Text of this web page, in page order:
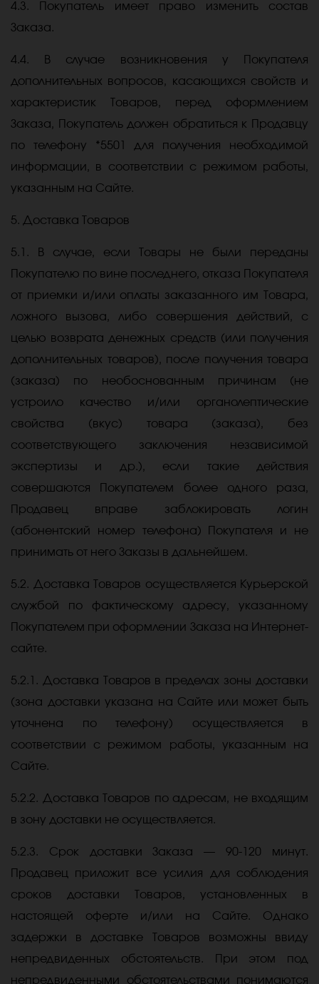
4.3. Покупатель имеет право изменить состав
Заказа.
4.4. В случае возникновения у Покупателя
дополнительных вопросов, касающихся свойств и
характеристик Товаров, перед оформлением
Заказа, Покупатель должен обратиться к Продавцу
по телефону *5501 для получения необходимой
информации, в соответствии с режимом работы,
указанным на Сайте.
5. Доставка Товаров
5.1. В случае, если Товары не были переданы
Покупателю по вине последнего, отказа Покупателя
от приемки и/или оплаты заказанного им Товара,
ложного вызова, либо совершения действий, с
целью возврата денежных средств (или получения
дополнительных товаров), после получения товара
(заказа) по необоснованным причинам (не
устроило качество и/или органолептические
свойства (вкус) товара (заказа), без
соответствующего заключения независимой
экспертизы и др.), если такие действия
совершаются Покупателем более одного раза,
Продавец вправе заблокировать логин
(абонентский номер телефона) Покупателя и не
принимать от него Заказы в дальнейшем.
5.2. Доставка Товаров осуществляется Курьерской
службой по фактическому адресу, указанному
Покупателем при оформлении Заказа на Интернет-
сайте.
5.2.1. Доставка Товаров в пределах зоны доставки
(зона доставки указана на Сайте или может быть
уточнена по телефону) осуществляется в
соответствии с режимом работы, указанным на
Сайте.
5.2.2. Доставка Товаров по адресам, не входящим
в зону доставки не осуществляется.
5.2.3. Срок доставки Заказа — 90-120 минут.
Продавец приложит все усилия для соблюдения
сроков доставки Товаров, установленных в
настоящей оферте и/или на Сайте. Однако
задержки в доставке Товаров возможны ввиду
непредвиденных обстоятельств. При этом под
непредвиденными обстоятельствами понимаются